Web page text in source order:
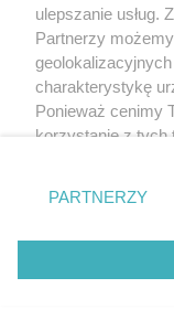
ulepszanie usług.
Partnerzy
charakterystykę
Ponieważ cenimy
korzystanie z tych
zmienić/wycofać
znajdujący się w
rodzaje
użytkownika, ale
przetwarzaniu.
PARTNERZY